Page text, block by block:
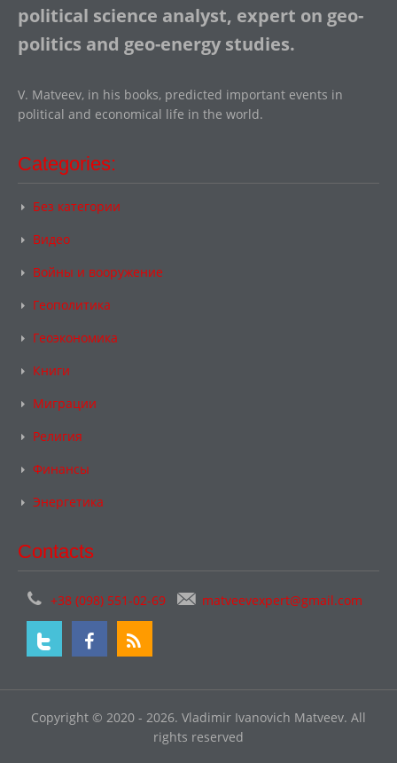
political science analyst, expert on geo-
politics and geo-energy studies.
V. Matveev, in his books, predicted important events in
political and economical life in the world.
Categories:
Без категории
Видео
Войны и вооружение
Геополитика
Геоэкономика
Книги
Миграции
Религия
Финансы
Энергетика
Contacts
+38 (098) 551-02-69 matveevexpert@gmail.com
Copyright © 2020 - 2026. Vladimir Ivanovich Matveev. All
rights reserved